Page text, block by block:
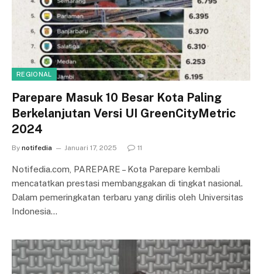
REGIONAL
Parepare Masuk 10 Besar Kota Paling
Berkelanjutan Versi UI GreenCityMetric
2024
By notifedia Januari 17, 2025 11
Notifedia.com, PAREPARE – Kota Parepare kembali
mencatatkan prestasi membanggakan di tingkat nasional.
Dalam pemeringkatan terbaru yang dirilis oleh Universitas
Indonesia…